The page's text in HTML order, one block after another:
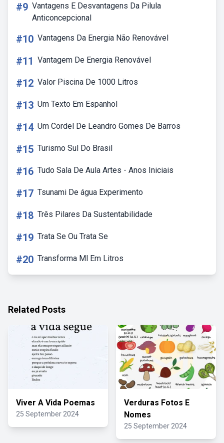
#9 Vantagens E Desvantagens Da Pilula
Anticoncepcional
#10 Vantagens Da Energia Não Renovável
#11 Vantagem De Energia Renovável
#12 Valor Piscina De 1000 Litros
#13 Um Texto Em Espanhol
#14 Um Cordel De Leandro Gomes De Barros
#15 Turismo Sul Do Brasil
#16 Tudo Sala De Aula Artes - Anos Iniciais
#17 Tsunami De água Experimento
#18 Três Pilares Da Sustentabilidade
#19 Trata Se Ou Trata Se
#20 Transforma Ml Em Litros
Related Posts
Viver A Vida Poemas
25 September 2024
Verduras Fotos E
Nomes
25 September 2024